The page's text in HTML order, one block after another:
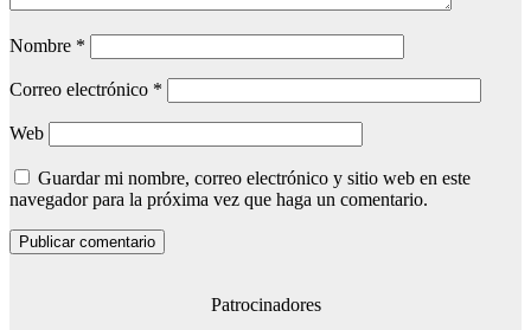
Nombre *
Correo electrónico *
Web
Guardar mi nombre, correo electrónico y sitio web en este
navegador para la próxima vez que haga un comentario.
Patrocinadores